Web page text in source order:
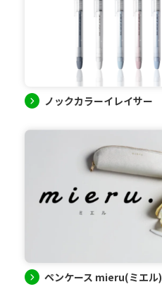
ノックカラーイレイサー
ペンケース mieru(ミエル)